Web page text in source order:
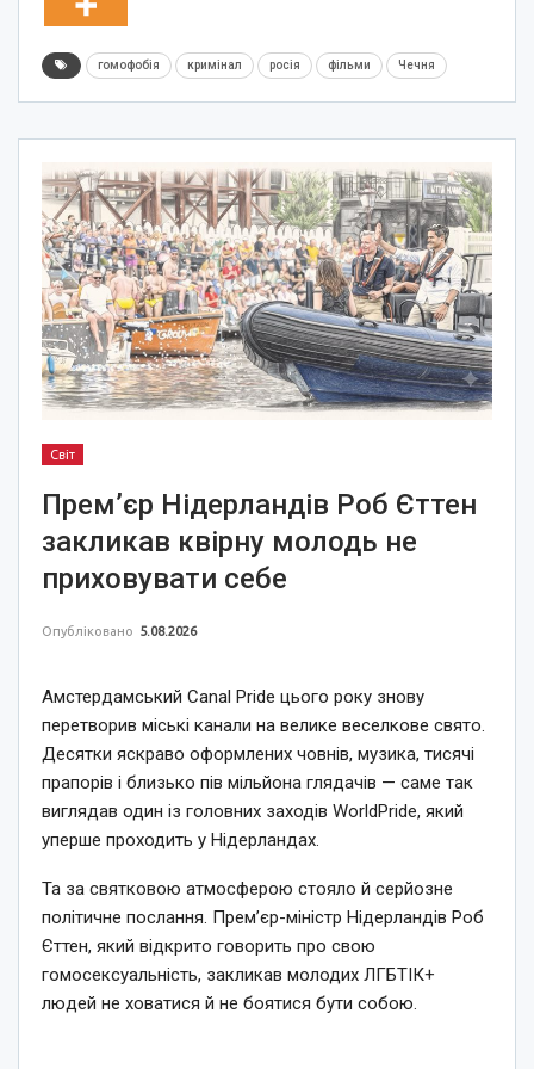
гомофобія кримінал росія фільми Чечня
Світ
Прем’єр Нідерландів Роб Єттен
закликав квірну молодь не
приховувати себе
Опубліковано 5.08.2026
Амстердамський Canal Pride цього року знову
перетворив міські канали на велике веселкове свято.
Десятки яскраво оформлених човнів, музика, тисячі
прапорів і близько пів мільйона глядачів — саме так
виглядав один із головних заходів WorldPride, який
уперше проходить у Нідерландах.
Та за святковою атмосферою стояло й серйозне
політичне послання. Прем’єр-міністр Нідерландів Роб
Єттен, який відкрито говорить про свою
гомосексуальність, закликав молодих ЛГБТІК+
людей не ховатися й не боятися бути собою.